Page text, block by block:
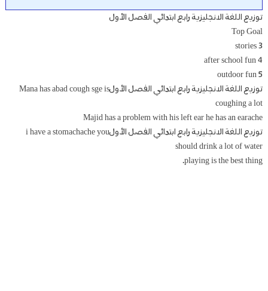
توزيع اللغة الانجليزية رابع ابتدائي الفصل الأول
Top Goal
3 stories
4 after school fun
5 outdoor fun
توزيع اللغة الانجليزية رابع ابتدائي الفصل الأولMana has abad cough sge is
coughing a lot
Majid has a problem with his left ear he has an earache
توزيع اللغة الانجليزية رابع ابتدائي الفصل الأولi have a stomachache you
should drink a lot of water
playing is the best thing.